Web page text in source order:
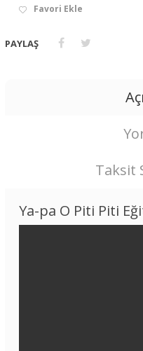
Favori Ekle
PAYLAŞ
Taksit
Ya-pa O Piti Piti